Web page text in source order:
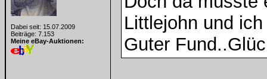
Dabei seit: 15.07.2009
Beiträge: 7.153
Meine eBay-Auktionen:
Littlejohn und
Guter